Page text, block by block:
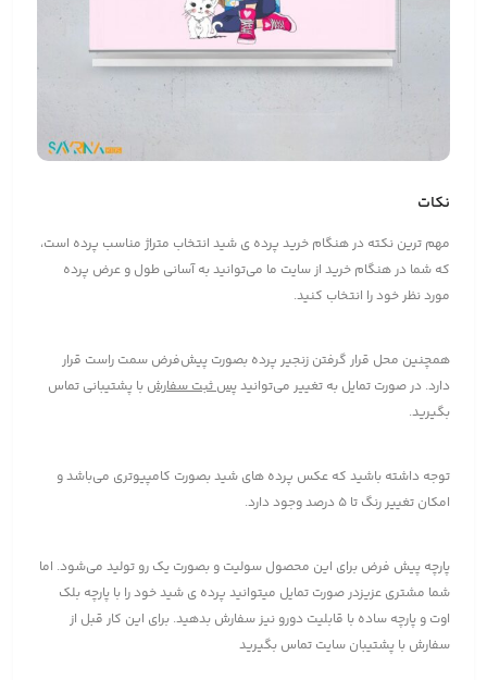
نکات
مهم ترین نکته در هنگام خرید پرده ی شید انتخاب متراژ مناسب پرده است،
که شما در هنگام خرید از سایت ما می‌توانید به آسانی طول و عرض پرده
مورد نظر خود را انتخاب کنید.
همچنین محل قرار گرفتن زنجیر پرده بصورت پیش‌فرض سمت راست قرار
دارد. در صورت تمایل به تغییر می‌توانیدپس ثبت سفارش با پشتیبانی تماس
بگیرید.
توجه داشته باشید که عکس پرده های شید بصورت کامپیوتری می‌باشد و
امکان تغییر رنگ تا 5 درصد وجود دارد.
پارچه پیش فرض برای این محصول سولیت و بصورت یک رو تولید می‌شود. اما
شما مشتری عزیزدر صورت تمایل میتوانید پرده ی شید خود را با پارچه بلک
اوت و پارچه ساده با قابلیت دورو نیز سفارش بدهید. برای این کار قبل از
سفارش با پشتیبان سایت تماس بگیرید